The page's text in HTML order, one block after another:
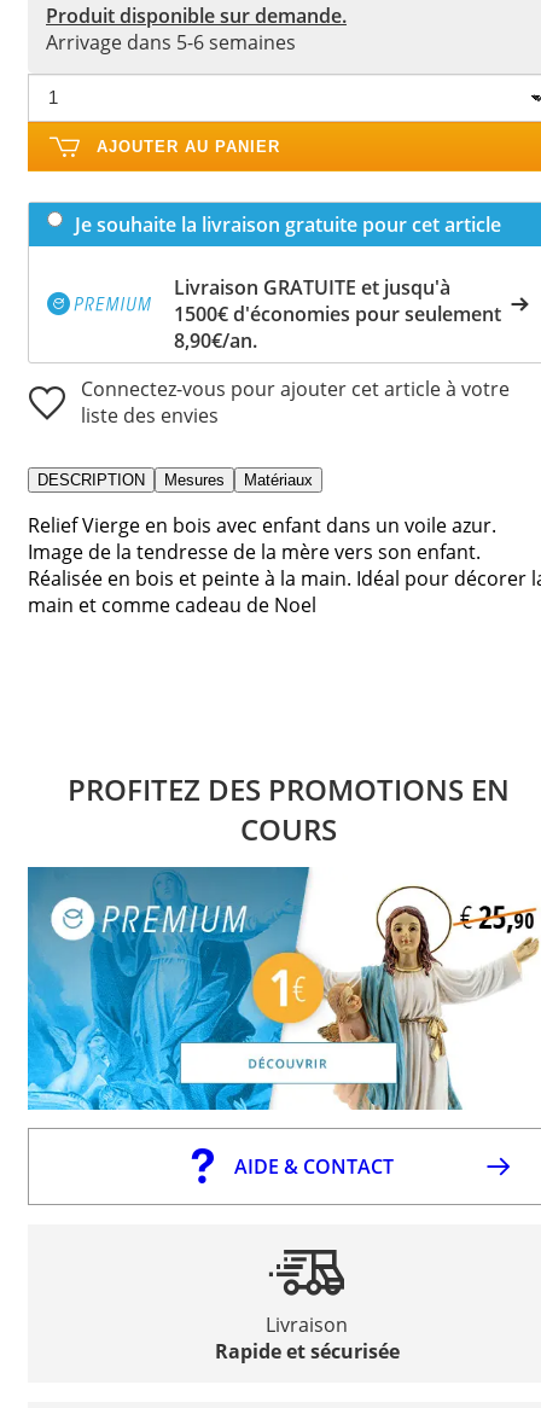
Produit disponible sur demande.
Arrivage dans 5-6 semaines
AJOUTER AU PANIER
Je souhaite la livraison gratuite pour cet article
Livraison GRATUITE et jusqu'à
1500€ d'économies pour seulement
8,90€/an.
Connectez-vous pour ajouter cet article à votre
liste des envies
DESCRIPTION Mesures Matériaux
Relief Vierge en bois avec enfant dans un voile azur.
Image de la tendresse de la mère vers son enfant.
Réalisée en bois et peinte à la main. Idéal pour décorer
main et comme cadeau de Noel
PROFITEZ DES PROMOTIONS EN
COURS
AIDE & CONTACT
Livraison
Rapide et sécurisée